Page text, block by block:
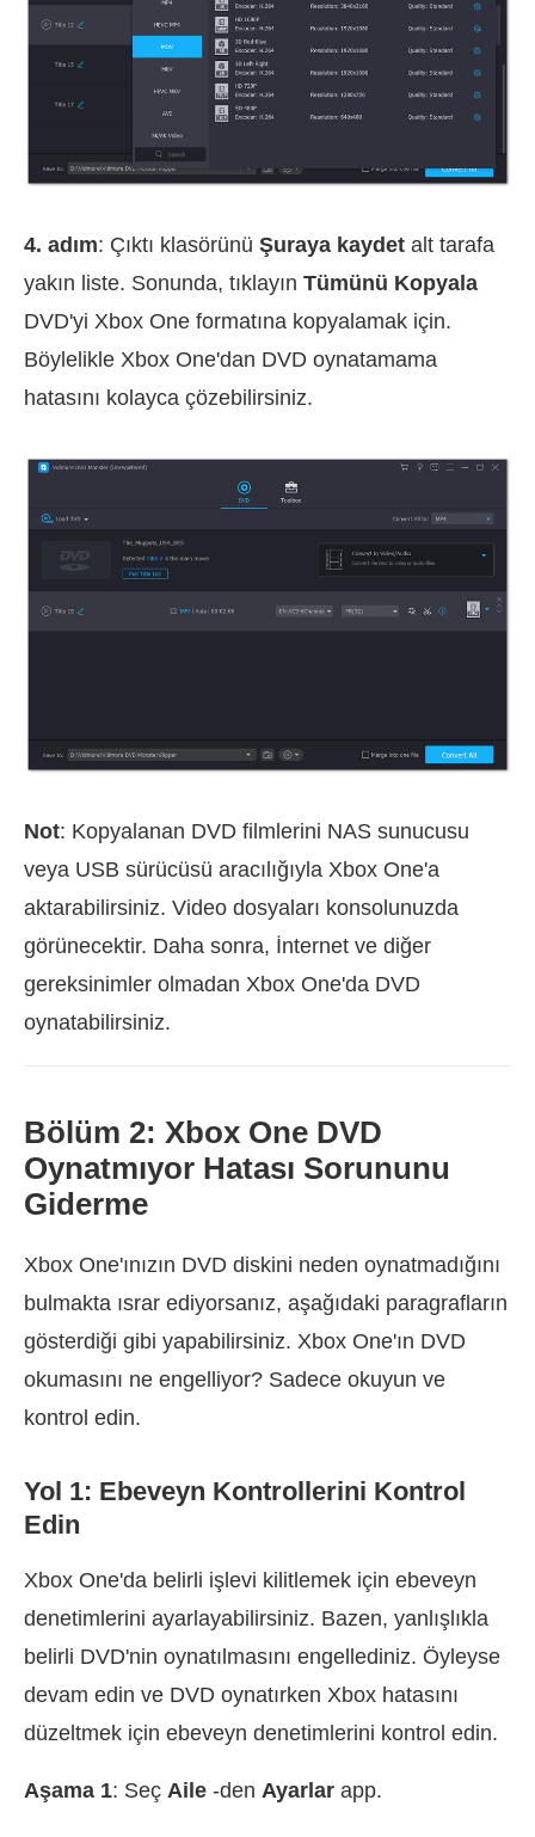
4. adım: Çıktı klasörünü Şuraya kaydet alt tarafa
yakın liste. Sonunda, tıklayın Tümünü Kopyala
DVD'yi Xbox One formatına kopyalamak için.
Böylelikle Xbox One'dan DVD oynatamama
hatasını kolayca çözebilirsiniz.
Not: Kopyalanan DVD filmlerini NAS sunucusu
veya USB sürücüsü aracılığıyla Xbox One'a
aktarabilirsiniz. Video dosyaları konsolunuzda
görünecektir. Daha sonra, İnternet ve diğer
gereksinimler olmadan Xbox One'da DVD
oynatabilirsiniz.
Bölüm 2: Xbox One DVD
Oynatmıyor Hatası Sorununu
Giderme
Xbox One'ınızın DVD diskini neden oynatmadığını
bulmakta ısrar ediyorsanız, aşağıdaki paragrafların
gösterdiği gibi yapabilirsiniz. Xbox One'ın DVD
okumasını ne engelliyor? Sadece okuyun ve
kontrol edin.
Yol 1: Ebeveyn Kontrollerini Kontrol
Edin
Xbox One'da belirli işlevi kilitlemek için ebeveyn
denetimlerini ayarlayabilirsiniz. Bazen, yanlışlıkla
belirli DVD'nin oynatılmasını engellediniz. Öyleyse
devam edin ve DVD oynatırken Xbox hatasını
düzeltmek için ebeveyn denetimlerini kontrol edin.
Aşama 1: Seç Aile -den Ayarlar app.